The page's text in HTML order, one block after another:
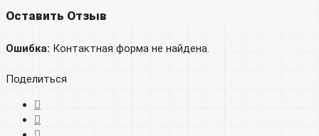
Оставить Отзыв
Ошибка: Контактная форма не найдена.
Поделиться